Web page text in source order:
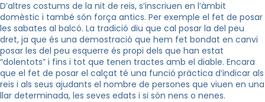
D’altres costums de la nit de reis, s’inscriuen en l’àmbit
domèstic i també són força antics. Per exemple el fet de posar
les sabates al balcó. La tradició diu que cal posar la del peu
dret, ja que és una demostració que hem fet bondat en canvi
posar les del peu esquerre és propi dels que han estat
“dolentots” i fins i tot que tenen tractes amb el diable. Encara
que el fet de posar el calçat té una funció pràctica d’indicar als
reis i als seus ajudants el nombre de persones que viuen en una
llar determinada, les seves edats i si són nens o nenes.